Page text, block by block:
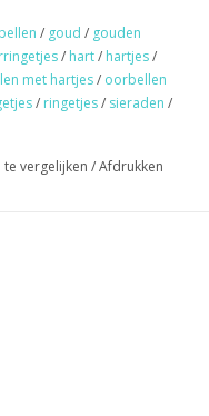
€1,95 (NL)
zelfde dag verzonden
/ goud / gouden
/ hart/ hartjes/
met hartjes/ oorbellen
/ ringetjes/ sieraden /
vergelijken /Afdrukken